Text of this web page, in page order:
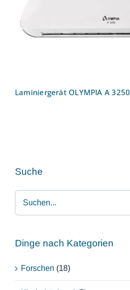
Laminiergerät OLYMPIA A 3250
Suche
Dinge nach Kategorien
Forschen (18)